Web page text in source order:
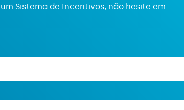
Sistema de Incentivos, não hesite em